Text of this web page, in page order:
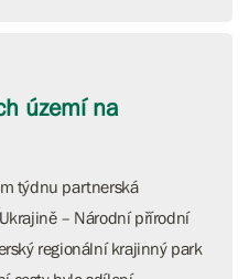
území na
týdnu partnerská
– Národní přírodní
regionální krajinný park